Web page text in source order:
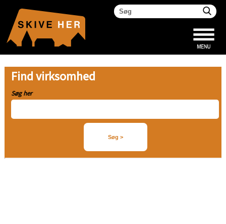
Find virksomhed
Søg her